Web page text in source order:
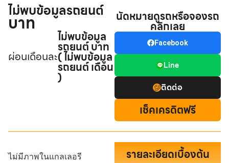
ไม่พบข้อมูลรถยนต์
บาท
ผ่อนเดือนละ
ไม่พบข้อมูล
รถยนต์ บาท
( ไม่พบข้อมูล
รถยนต์ เดือน
)
นัดหมายดูรถหรือจองรถ
คลิกเลย
Facebook
Line
ติดต่อ
เช็คเครดิตฟรี
ไม่มีภาพในแกลเลอรี รายละเอียดเบื้องต้น